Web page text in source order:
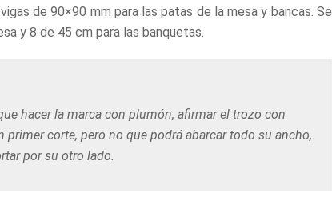
de 90×90 mm para las patas de la mesa y bancas. Se
y 8 de 45 cm para las banquetas.
hacer la marca con plumón, afirmar el trozo con
primer corte, pero no que podrá abarcar todo su ancho,
por su otro lado.